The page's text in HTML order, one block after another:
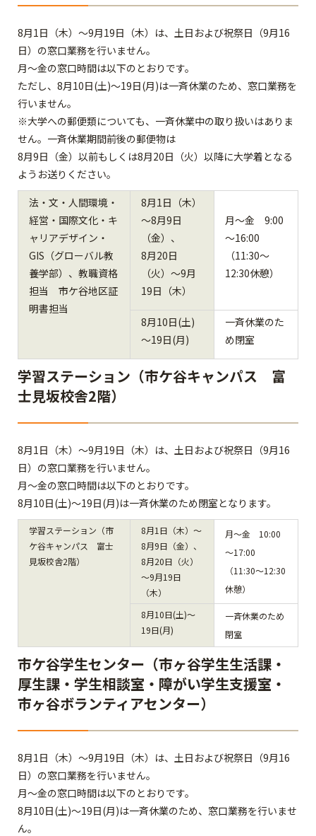
8月1日（木）～9月19日（木）は、土日および祝祭日（9月16
日）の窓口業務を行いません。
月～金の窓口時間は以下のとおりです。
ただし、8月10日(土)～19日(月)は一斉休業のため、窓口業務を
行いません。
※大学への郵便類についても、一斉休業中の取り扱いはありま
せん。一斉休業期間前後の郵便物は
8月9日（金）以前もしくは8月20日（火）以降に大学着となる
ようお送りください。
法・文・人間環境・
経営・国際文化・キ
ャリアデザイン・
GIS（グローバル教
養学部）、教職資格
担当 市ケ谷地区証
明書担当
8月1日（木）
～8月9日
（金）、
8月20日
（火）～9月
19日（木）
月～金 9:00
～16:00
（11:30～
12:30休憩）
8月10日(土)
～19日(月)
一斉休業のた
め閉室
学習ステーション（市ケ谷キャンパス 富
士見坂校舎2階）
8月1日（木）～9月19日（木）は、土日および祝祭日（9月16
日）の窓口業務を行いません。
月～金の窓口時間は以下のとおりです。
8月10日(土)～19日(月)は一斉休業のため閉室となります。
学習ステーション（市
ケ谷キャンパス 富士
見坂校舎2階）
8月1日（木）～
8月9日（金）、
8月20日（火）
～9月19日
（木）
月～金 10:00
～17:00
（11:30～12:30
休憩）
8月10日(土)～
19日(月)
一斉休業のため
閉室
市ケ谷学生センター（市ヶ谷学生生活課・
厚生課・学生相談室・障がい学生支援室・
市ヶ谷ボランティアセンター）
8月1日（木）～9月19日（木）は、土日および祝祭日（9月16
日）の窓口業務を行いません。
月～金の窓口時間は以下のとおりです。
8月10日(土)～19日(月)は一斉休業のため、窓口業務を行いませ
ん。